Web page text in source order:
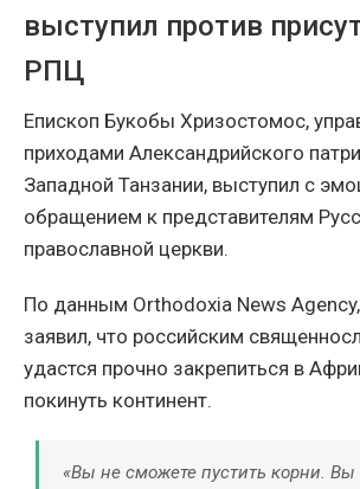
выступил против
РПЦ
Епископ Букобы Хризостомос,
приходами Александрийского
Западной Танзании, выступил с
обращением к представителям
православной церкви.
По данным Orthodoxia News Agency,
заявил, что российским
удастся прочно закрепиться в
покинуть континент.
«Вы не сможете пустить корни.